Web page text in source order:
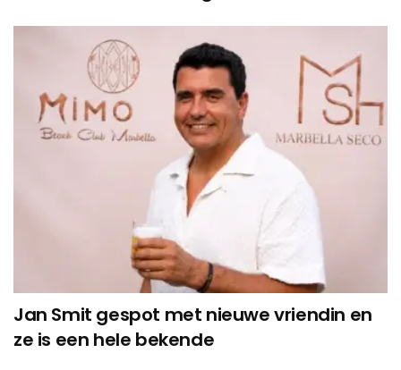
Jan Smit gespot met nieuwe vriendin en
ze is een hele bekende